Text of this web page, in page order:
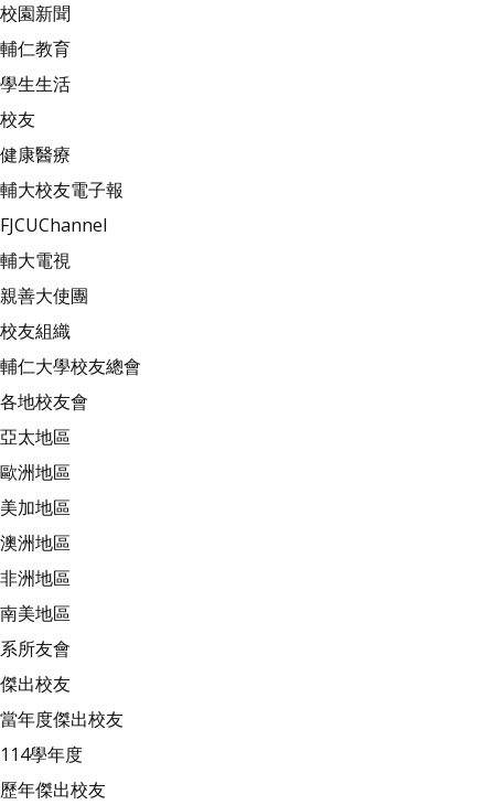
校園新聞
輔仁教育
學生生活
校友
健康醫療
輔大校友電子報
FJCUChannel
輔大電視
親善大使團
校友組織
輔仁大學校友總會
各地校友會
亞太地區
歐洲地區
美加地區
澳洲地區
非洲地區
南美地區
系所友會
傑出校友
當年度傑出校友
114學年度
歷年傑出校友